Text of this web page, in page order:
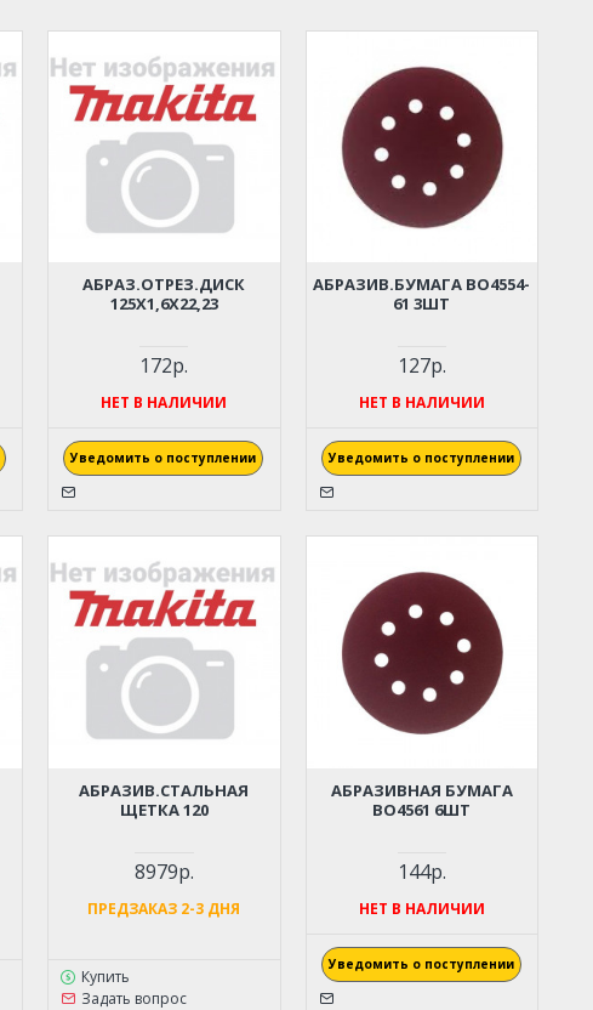
АБРАЗ.ОТРЕЗ.ДИСК
125Х1,6Х22,23
172р.
НЕТ В НАЛИЧИИ
Уведомить о поступлении
АБРАЗИВ.БУМАГА BO4554-
61 3ШТ
127р.
НЕТ В НАЛИЧИИ
Уведомить о поступлении
АБРАЗИВ.СТАЛЬНАЯ
ЩЕТКА 120
8979р.
ПРЕДЗАКАЗ 2-3 ДНЯ
Купить
Задать вопрос
АБРАЗИВНАЯ БУМАГА
BO4561 6ШТ
144р.
НЕТ В НАЛИЧИИ
Уведомить о поступлении